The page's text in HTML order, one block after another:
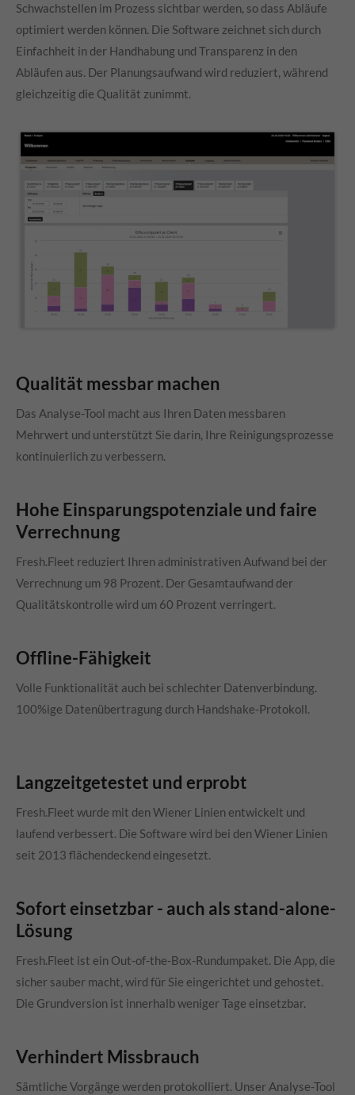
Schwachstellen im Prozess sichtbar werden, so dass Abläufe
optimiert werden können. Die Software zeichnet sich durch
Einfachheit in der Handhabung und Transparenz in den
Abläufen aus. Der Planungsaufwand wird reduziert, während
gleichzeitig die Qualität zunimmt.
Qualität messbar machen
Das Analyse-Tool macht aus Ihren Daten messbaren
Mehrwert und unterstützt Sie darin, Ihre Reinigungsprozesse
kontinuierlich zu verbessern.
Hohe Einsparungspotenziale und faire
Verrechnung
Fresh.Fleet reduziert Ihren administrativen Aufwand bei der
Verrechnung um 98 Prozent. Der Gesamtaufwand der
Qualitätskontrolle wird um 60 Prozent verringert.
Offline-Fähigkeit
Volle Funktionalität auch bei schlechter Datenverbindung.
100%ige Datenübertragung durch Handshake-Protokoll.
Langzeitgetestet und erprobt
Fresh.Fleet wurde mit den Wiener Linien entwickelt und
laufend verbessert. Die Software wird bei den Wiener Linien
seit 2013 flächendeckend eingesetzt.
Sofort einsetzbar - auch als stand-alone-
Lösung
Fresh.Fleet ist ein Out-of-the-Box-Rundumpaket. Die App, die
sicher sauber macht, wird für Sie eingerichtet und gehostet.
Die Grundversion ist innerhalb weniger Tage einsetzbar.
Verhindert Missbrauch
Sämtliche Vorgänge werden protokolliert. Unser Analyse-Tool